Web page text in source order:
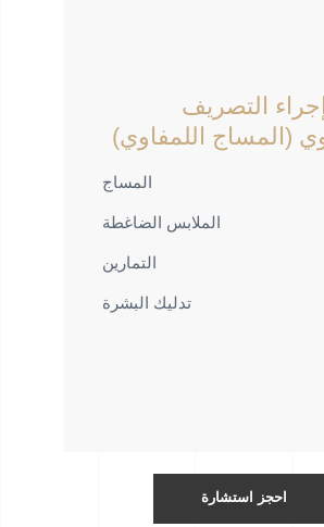
التصريف
(المساج اللمفاوي)
المساج
الملابس الضاغطة
التمارين
تدليك البشرة
احجز استشارة